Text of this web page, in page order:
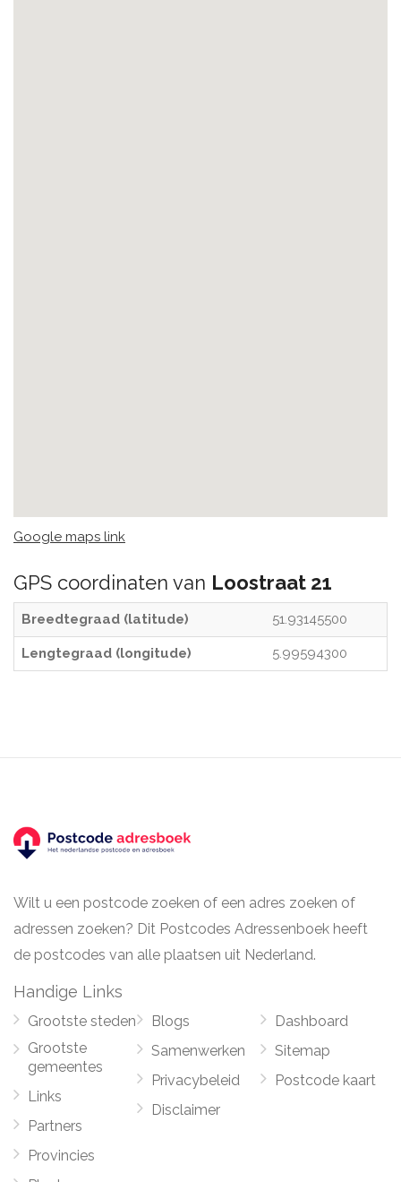
Google maps link
GPS coordinaten van Loostraat 21
Breedtegraad (latitude) 51.93145500
Lengtegraad (longitude) 5.99594300
Wilt u een postcode zoeken of een adres zoeken of
adressen zoeken? Dit Postcodes Adressenboek heeft
de postcodes van alle plaatsen uit Nederland.
Handige Links
Grootste steden
Grootste
gemeentes
Links
Partners
Provincies
Blogs
Samenwerken
Privacybeleid
Disclaimer
Dashboard
Sitemap
Postcode kaart